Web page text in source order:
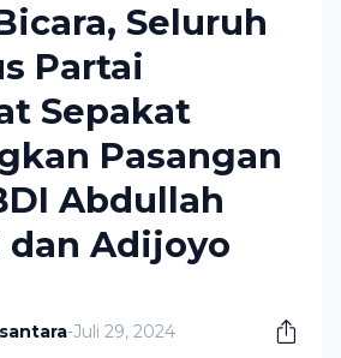
Seluruh
Partai
Sepakat
Pasangan
Abdullah
Adijoyo
-Juli 29, 2024